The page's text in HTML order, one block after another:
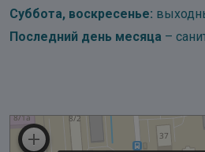
Суббота, воскресенье:
Последний день месяца –